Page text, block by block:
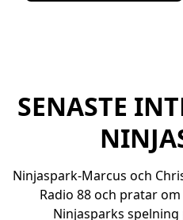
SENASTE
Ninjaspark-Marcus och
Radio 88 och pratar
Ninjasparks